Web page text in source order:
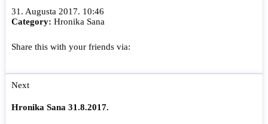
31. Augusta 2017. 10:46
Category: Hronika Sana
Share this with your friends via:
Next
Hronika Sana 31.8.2017.